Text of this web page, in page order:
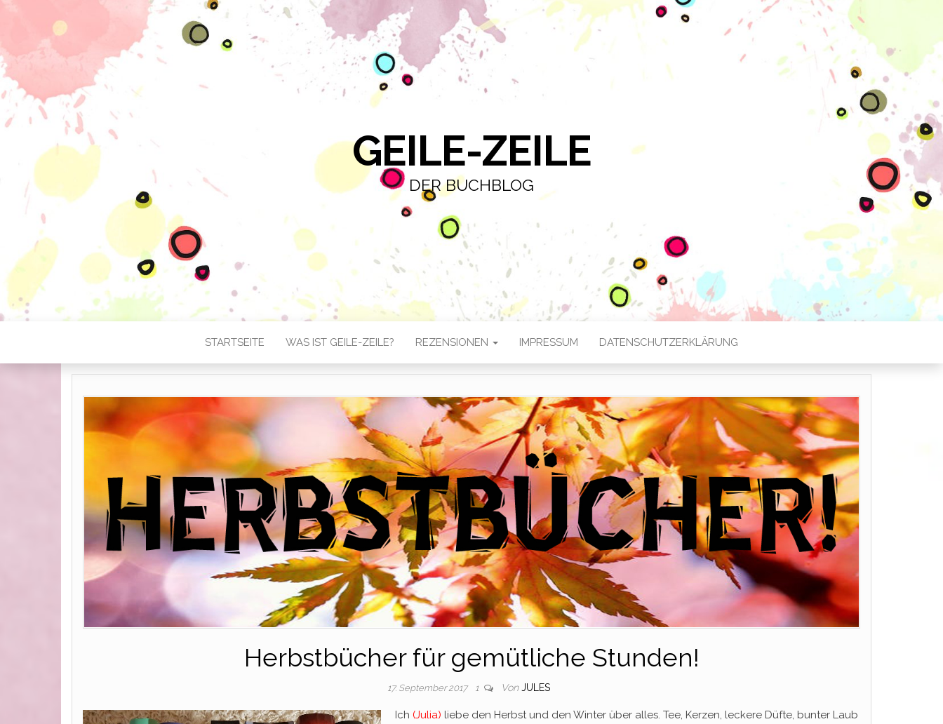
GEILE-ZEILE
DER BUCHBLOG
STARTSEITE WAS IST GEILE-ZEILE? REZENSIONEN IMPRESSUM DATENSCHUTZERKLÄRUNG
Herbstbücher für gemütliche Stunden!
17. September 2017 1 Von JULES
Ich (Julia) liebe den Herbst und den Winter über alles. Tee, Kerzen, leckere Düfte, bunter Laub